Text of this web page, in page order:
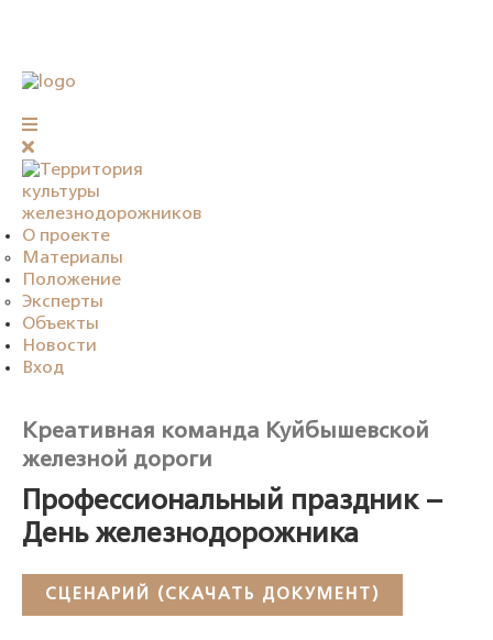
О проекте
Материалы
Положение
Эксперты
Объекты
Новости
Вход
Креативная команда Куйбышевской
железной дороги
Профессиональный праздник –
День железнодорожника
СЦЕНАРИЙ (СКАЧАТЬ ДОКУМЕНТ)